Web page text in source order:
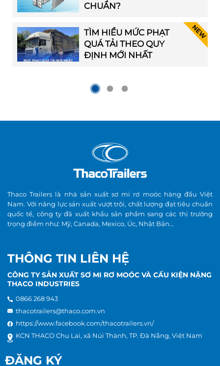
CHUẨN?
TÌM HIỂU MỨC PHẠT
QUÁ TẢI THEO QUY
ĐỊNH MỚI NHẤT
Thaco Trailers là nhà sản xuất sơ mi rơ moóc hàng đầu Việt
Nam. Với năng lực sản xuất vượt trội, chất lượng đạt tiêu chuẩn
quốc tế, công ty đã xuất khẩu sản phẩm sang các thị trường
trọng điểm như: Mỹ, Canada, Mexico, Úc, Nhật Bản...
THÔNG TIN LIÊN HỆ
CÔNG TY SẢN XUẤT SƠ MI RƠ MOÓC VÀ CẤU KIỆN NẶNG
THACO INDUSTRIES
0866 268 943
thacotrailers@thaco.com.vn
https://www.facebook.com/thacotrailers.vn/
KCN THACO Chu Lai, xã Núi Thành, TP. Đà Nẵng, Việt Nam
ĐĂNG KÝ